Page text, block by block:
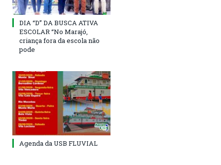
DIA “D” DA BUSCA ATIVA
ESCOLAR “No Marajó,
criança fora da escola não
pode
Agenda da USB FLUVIAL